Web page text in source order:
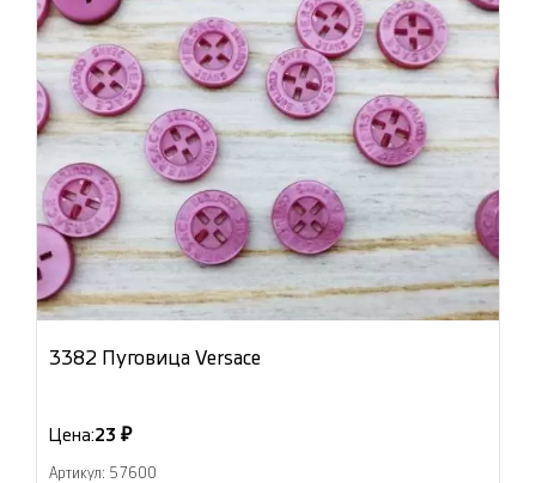
3382 Пуговица Versace
Цена:23 ₽
Артикул: 57600